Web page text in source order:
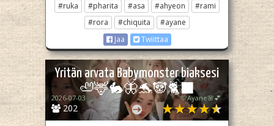
#ruka
#pharita #asa #ahyeon
#rami
#rora
#chiquita
#ayane
Jaa
Twiittaa
Yritän arvata Babymonster biaksesi
🦥🦌🐇🦋🐬🐼🐈‍⬛
202
2026-07-03 🩷Ayane🌸💕